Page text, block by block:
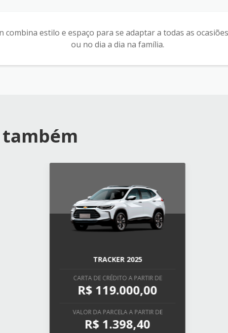
combina estilo e espaço para se adaptar a todas as
ou no dia a dia na família.
TRACKER 2025
CARTA DE CRÉDITO A PARTIR DE
R$ 119.000,00
VALOR DA PARCELA A PARTIR DE
R$ 1.398,40